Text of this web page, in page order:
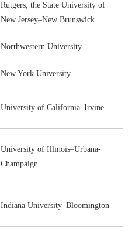
Rutgers, the State University of
New Jersey–​New Brunswick
Northwestern University
New York University
University of California–​Irvine
University of Illinois–​Urbana-​
Champaign
Indiana University–​Bloomington